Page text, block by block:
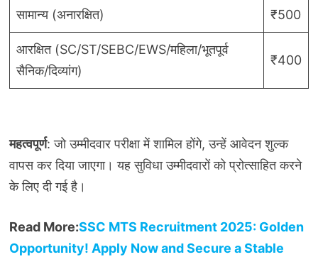
सामान्य (अनारक्षित) ₹500
आरक्षित (SC/ST/SEBC/EWS/महिला/भूतपूर्व
सैनिक/दिव्यांग)
₹400
महत्वपूर्ण: जो उम्मीदवार परीक्षा में शामिल होंगे, उन्हें आवेदन शुल्क
वापस कर दिया जाएगा। यह सुविधा उम्मीदवारों को प्रोत्साहित करने
के लिए दी गई है।
Read More:SSC MTS Recruitment 2025: Golden
Opportunity! Apply Now and Secure a Stable